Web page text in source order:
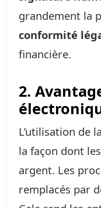
grandement la
conformité
financière.
2.
L’utilisation de
la façon dont
argent. Les
remplacés par